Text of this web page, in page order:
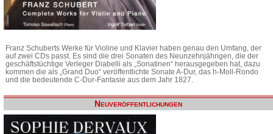
Franz Schuberts Werke für Violine und Klavier haben genau den Umfang, der
auf zwei CDs passt. Es sind die drei Sonaten des Neunzehnjährigen, die der
geschäftstüchtige Verleger Diabelli als „Sonatinen“ herausgegeben hat, dazu
kommen die als „Grand Duo“ veröffentlichte Sonate A-Dur, das h-Moll-Rondo
und die bedeutende C-Dur-Fantasie aus dem Jahr 1827.
Neuveröffentlichungen